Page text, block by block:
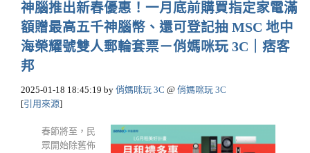
神腦推出新春優惠！一月底前購買指定家電滿
額贈最高五千神腦幣、還可登記抽 MSC 地中
海榮耀號雙人郵輪套票－俏媽咪玩 3C｜痞客
邦
2025-01-18 18:45:19 by 俏媽咪玩 3C @ 俏媽咪玩 3C
[引用來源]
春節將至，民
眾開始除舊佈